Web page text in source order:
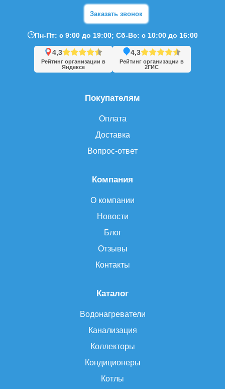
Каталог
Водонагреватели
Канализация
Коллекторы
Кондиционеры
Котлы
Компания
О компании
Новости
Блог
Отзывы
Контакты
Покупателям
Оплата
Доставка
Вопрос-ответ
Заказать звонок
Пн-Пт: с 9:00 до 19:00; Сб-Вс: с 10:00 до 16:00
4,3
Рейтинг организации в
Яндексе
4,3
Рейтинг организации в
2ГИС